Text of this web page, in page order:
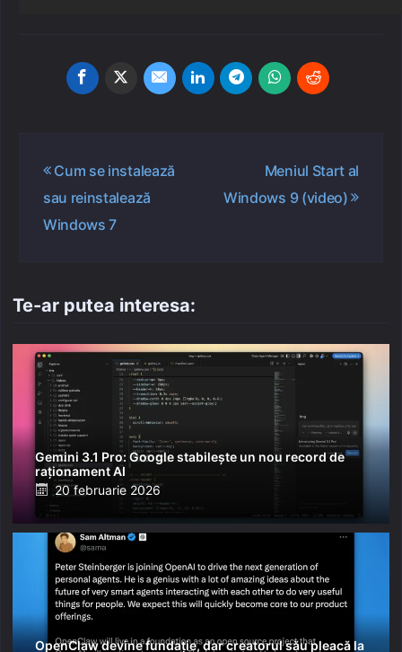
Navigare
articole
Cum se instalează
sau reinstalează
Windows 7
Meniul Start al
Windows 9 (video)
Te-ar putea interesa:
Gemini 3.1 Pro: Google stabilește un nou record de
raționament AI
Posted
on
20 februarie 2026
OpenClaw devine fundație, dar creatorul său pleacă la